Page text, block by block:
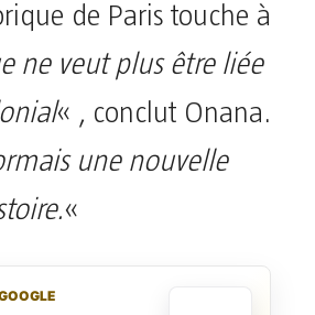
de Paris touche à
ne veut plus être liée
« , conclut Onana.
une nouvelle
«